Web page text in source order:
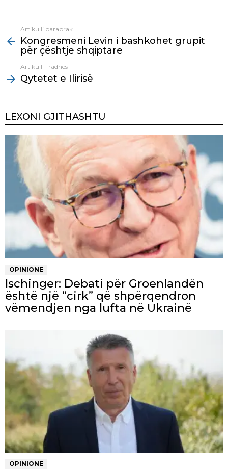
more
Artikulli paraprak
Kongresmeni Levin i bashkohet grupit
për çështje shqiptare
Artikulli i radhës
Qytetet e Ilirisë
LEXONI GJITHASHTU
OPINIONE
Ischinger: Debati për Groenlandën
është një “cirk” që shpërqendron
vëmendjen nga lufta në Ukrainë
OPINIONE